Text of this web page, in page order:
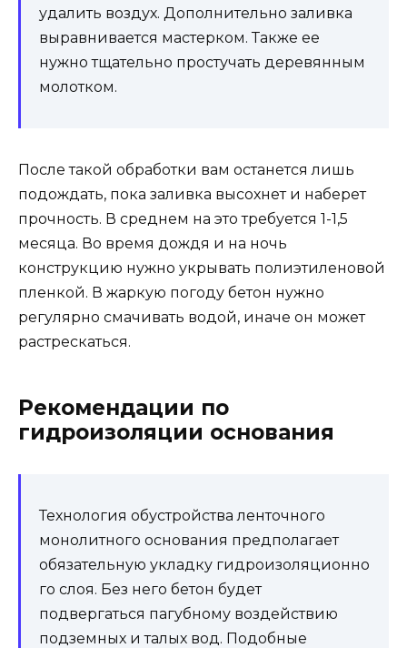
удалить воздух. Дополнительно заливка
выравнивается мастерком. Также ее
нужно тщательно простучать деревянным
молотком.
После такой обработки вам останется лишь
подождать, пока заливка высохнет и наберет
прочность. В среднем на это требуется 1-1,5
месяца. Во время дождя и на ночь
конструкцию нужно укрывать полиэтиленовой
пленкой. В жаркую погоду бетон нужно
регулярно смачивать водой, иначе он может
растрескаться.
Рекомендации по
гидроизоляции основания
Технология обустройства ленточного
монолитного основания предполагает
обязательную укладку гидроизоляционно
го слоя. Без него бетон будет
подвергаться пагубному воздействию
подземных и талых вод. Подобные